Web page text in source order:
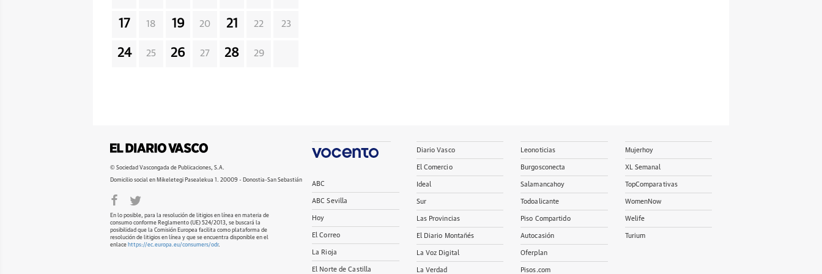
17 18 19 20 21 22 23
24 25 26 27 28 29
© Sociedad Vascongada de Publicaciones, S.A.
Domicilio social en Mikeletegi Pasealekua 1. 20009 - Donostia-San Sebastián
En lo posible, para la resolución de litigios en línea en materia de
consumo conforme Reglamento (UE) 524/2013, se buscará la
posibilidad que la Comisión Europea facilita como plataforma de
resolución de litigios en línea y que se encuentra disponible en el
enlace https://ec.europa.eu/consumers/odr.
ABC
ABC Sevilla
Hoy
El Correo
La Rioja
El Norte de Castilla
Diario Vasco
El Comercio
Ideal
Sur
Las Provincias
El Diario Montañés
La Voz Digital
La Verdad
Leonoticias
Burgosconecta
Salamancahoy
Todoalicante
Piso Compartido
Autocasión
Oferplan
Pisos.com
Mujerhoy
XL Semanal
TopComparativas
WomenNow
Welife
Turium